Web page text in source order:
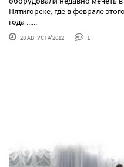
Пятигорске, где в феврале этого
года ......
28 АВГУСТА'2012 1